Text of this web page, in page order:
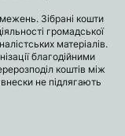
Зібрані кошти
громадської
матеріалів.
благодійними
коштів між
внески не підлягають